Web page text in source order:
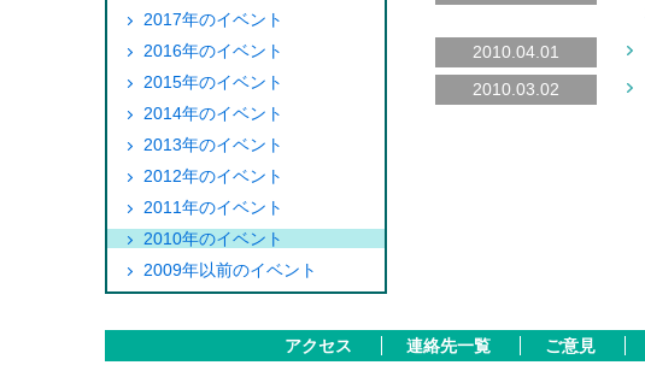
2010.04.01
2010.03.02
2017年のイベント
2016年のイベント
2015年のイベント
2014年のイベント
2013年のイベント
2012年のイベント
2011年のイベント
2010年のイベント
2009年以前のイベント
アクセス 連絡先一覧 ご意見